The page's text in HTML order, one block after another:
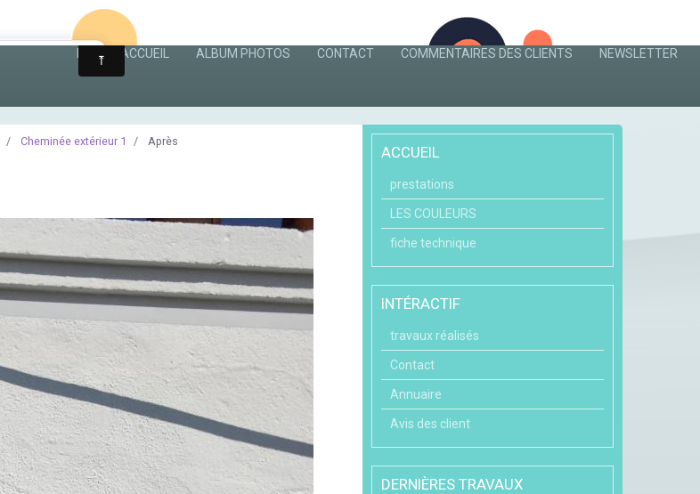
PAGE D'ACCUEIL ALBUM PHOTOS CONTACT COMMENTAIRES DES CLIENTS NEWSLETTER
Cheminée extérieur 1 Après
ACCUEIL
prestations
LES COULEURS
fiche technique
INTÉRACTIF
travaux réalisés
Contact
Annuaire
Avis des client
DERNIÈRES TRAVAUX